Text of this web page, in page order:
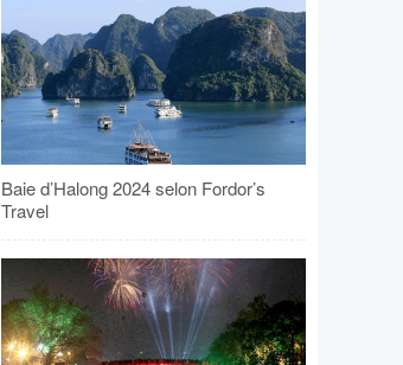
Baie d’Halong 2024 selon Fordor’s
Travel